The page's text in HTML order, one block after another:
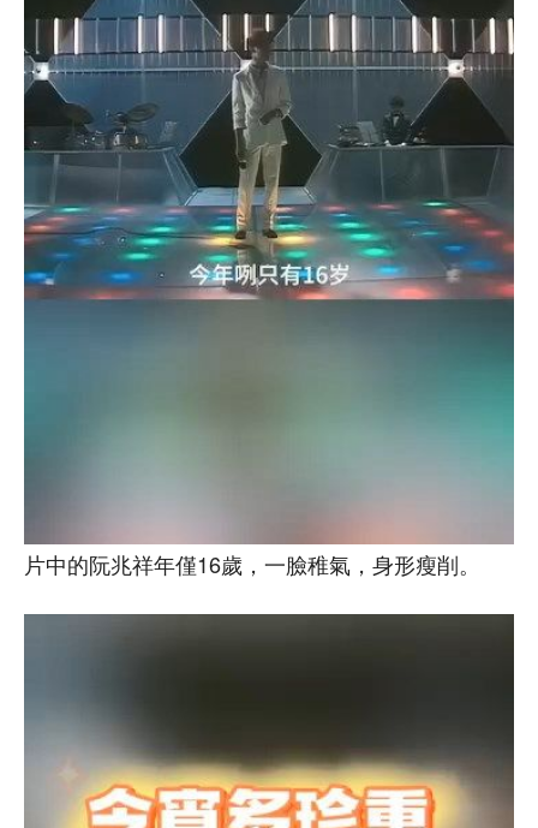
片中的阮兆祥年僅16歲，一臉稚氣，身形瘦削。